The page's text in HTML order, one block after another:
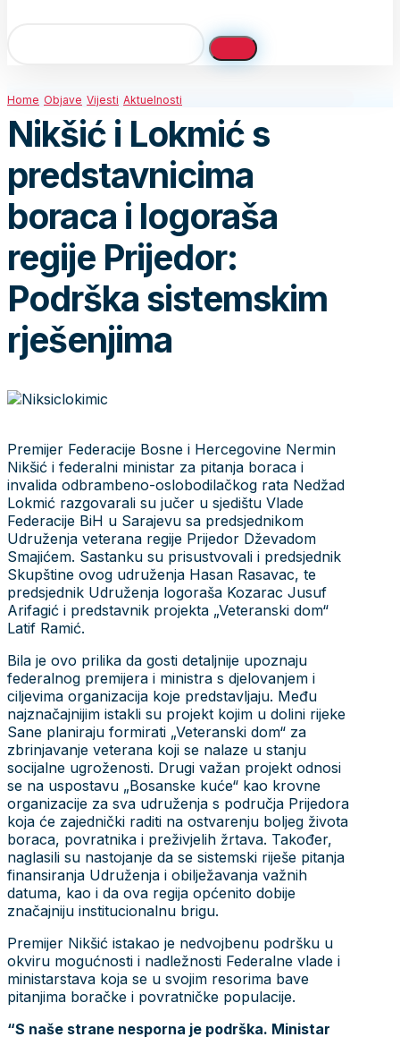
Home Objave Vijesti Aktuelnosti
Nikšić i Lokmić s
predstavnicima
boraca i logoraša
regije Prijedor:
Podrška sistemskim
rješenjima
Premijer Federacije Bosne i Hercegovine Nermin
Nikšić i federalni ministar za pitanja boraca i
invalida odbrambeno-oslobodilačkog rata Nedžad
Lokmić razgovarali su jučer u sjedištu Vlade
Federacije BiH u Sarajevu sa predsjednikom
Udruženja veterana regije Prijedor Dževadom
Smajićem. Sastanku su prisustvovali i predsjednik
Skupštine ovog udruženja Hasan Rasavac, te
predsjednik Udruženja logoraša Kozarac Jusuf
Arifagić i predstavnik projekta „Veteranski dom“
Latif Ramić.
Bila je ovo prilika da gosti detaljnije upoznaju
federalnog premijera i ministra s djelovanjem i
ciljevima organizacija koje predstavljaju. Među
najznačajnijim istakli su projekt kojim u dolini rijeke
Sane planiraju formirati „Veteranski dom“ za
zbrinjavanje veterana koji se nalaze u stanju
socijalne ugroženosti. Drugi važan projekt odnosi
se na uspostavu „Bosanske kuće“ kao krovne
organizacije za sva udruženja s područja Prijedora
koja će zajednički raditi na ostvarenju boljeg života
boraca, povratnika i preživjelih žrtava. Također,
naglasili su nastojanje da se sistemski riješe pitanja
finansiranja Udruženja i obilježavanja važnih
datuma, kao i da ova regija općenito dobije
značajniju institucionalnu brigu.
Premijer Nikšić istakao je nedvojbenu podršku u
okviru mogućnosti i nadležnosti Federalne vlade i
ministarstava koja se u svojim resorima bave
pitanjima boračke i povratničke populacije.
“S naše strane nesporna je podrška. Ministar